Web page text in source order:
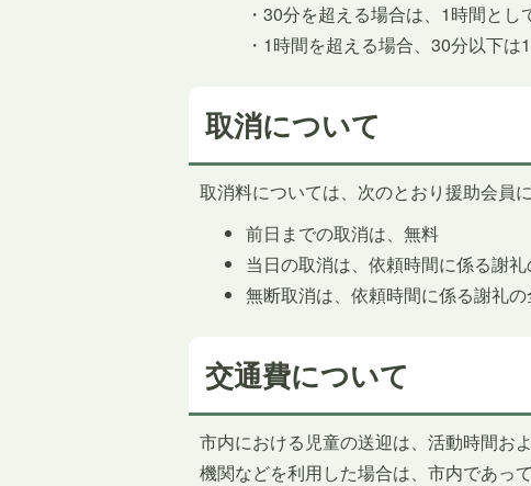
・30分を超える場合は、1時間とし
・1時間を超える場合、30分以下
取消について
取消料については、次のとおり援助会員に
前日までの取消は、無料
当日の取消は、依頼時間に係る謝
無断取消は、依頼時間に係る謝礼
交通費について
市内における児童の送迎は、活動時間お
機関などを利用した場合は、市内であっ